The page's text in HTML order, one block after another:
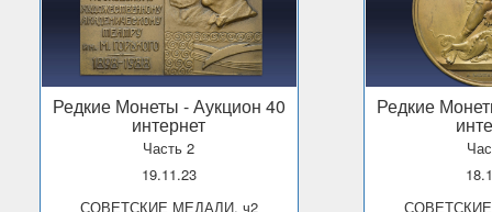
Редкие Монеты - Аукцион 40
интернет
Часть 2
19.11.23
СОВЕТСКИЕ МЕДАЛИ, ч2
Редкие
СОВЕТСКИЕ МЕДАЛИ, ч1